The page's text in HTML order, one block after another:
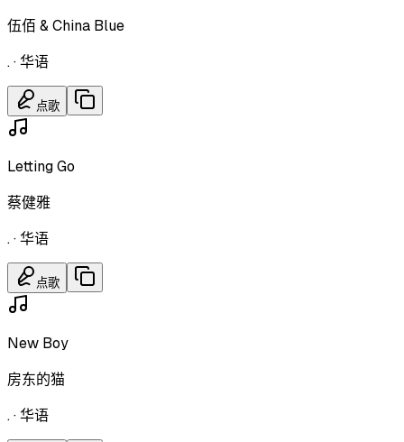
伍佰 & China Blue
.·华语
点歌
Letting Go
蔡健雅
.·华语
点歌
New Boy
房东的猫
.·华语